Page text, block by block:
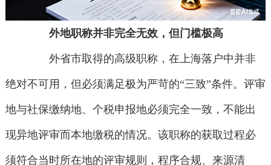
外地职称并非完全无效，但门槛极高
外省市取得的高级职称，在上海落户中并非
绝对不可用，但必须满足极为严苛的“三致”条件。评审
地与社保缴纳地、个税申报地必须完全一致，不能出
现异地评审而本地缴税的情况。该职称的获取过程必
须符合当时所在地的评审规则，程序合规、来源清